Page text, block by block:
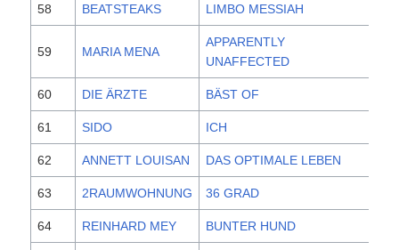
58 BEATSTEAKS LIMBO MESSIAH
59 MARIA MENA
APPARENTLY
UNAFFECTED
60 DIE ÄRZTE BÄST OF
61 SIDO ICH
62 ANNETT LOUISAN DAS OPTIMALE LEBEN
63 2RAUMWOHNUNG 36 GRAD
64 REINHARD MEY BUNTER HUND